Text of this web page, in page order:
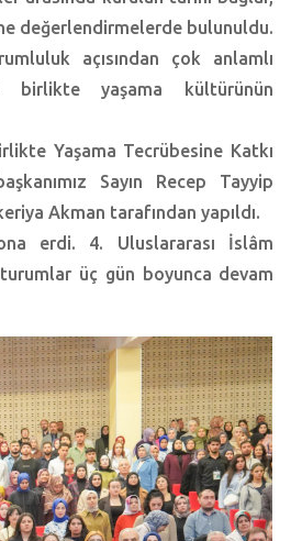
değerlendirmelerde bulunuldu.
açısından çok anlamlı
birlikte yaşama kültürünün
Yaşama Tecrübesine Katkı
Sayın Recep Tayyip
Akman tarafından yapıldı.
erdi. 4. Uluslararası İslâm
üç gün boyunca devam